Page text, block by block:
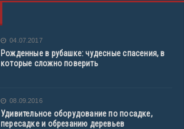
04.07.2017
Рожденные в рубашке: чудесные спасения, в
которые сложно поверить
08.09.2016
Удивительное оборудование по посадке,
пересадке и обрезанию деревьев